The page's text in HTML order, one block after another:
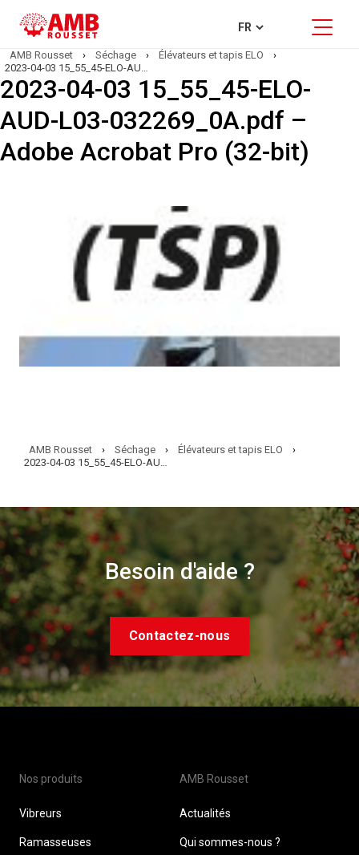
AMB Rousset › Séchage › Élévateurs et tapis ELO
›
2023-04-03 15_55_45-ELO-AUD-L03-032269_0A.pdf – Adobe Acrobat Pro (32-bit)
2023-04-03 15_55_45-ELO-
AUD-L03-032269_0A.pdf –
Adobe Acrobat Pro (32-bit)
AMB Rousset › Séchage › Élévateurs et tapis ELO
›
2023-04-03 15_55_45-ELO-AUD-L03-032269_0A.pdf – Adobe Acrobat Pro (32-bit)
Besoin d'aide ?
Contactez-nous
Nos produits
Vibreurs
Ramasseuses
AMB Rousset
Actualités
Qui sommes-nous ?